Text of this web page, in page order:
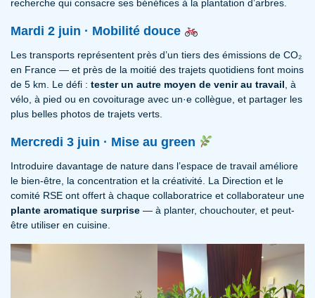
recherche qui consacre ses bénéfices à la plantation d’arbres.
Mardi 2 juin · Mobilité douce
Les transports représentent près d’un tiers des émissions de CO₂
en France — et près de la moitié des trajets quotidiens font moins
de 5 km. Le défi : tester un autre moyen de venir au travail , à
vélo, à pied ou en covoiturage avec un·e collègue, et partager les
plus belles photos de trajets verts.
Mercredi 3 juin · Mise au green
Introduire davantage de nature dans l’espace de travail améliore
le bien-être, la concentration et la créativité. La Direction et le
comité RSE ont offert à chaque collaboratrice et collaborateur une
plante aromatique surprise — à planter, chouchouter, et peut-
être utiliser en cuisine.